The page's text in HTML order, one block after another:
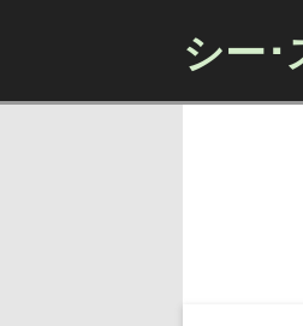
シー